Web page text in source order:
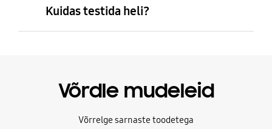
Kuidas testida heli?
Võrdle mudeleid
Võrrelge sarnaste toodetega